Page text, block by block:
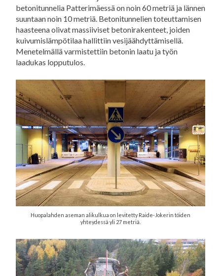
betonitunnelia Patterimäessä on noin 60 metriä ja lännen
suuntaan noin 10 metriä. Betonitunnelien toteuttamisen
haasteena olivat massiiviset betonirakenteet, joiden
kuivumislämpötilaa hallittiin vesijäähdyttämisellä.
Menetelmällä varmistettiin betonin laatu ja työn
laadukas lopputulos.
Huopalahden aseman alikulkua on levitetty Raide-Jokerin töiden
yhteydessä yli 27 metriä.